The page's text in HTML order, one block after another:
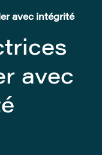
avec
avec intégrité